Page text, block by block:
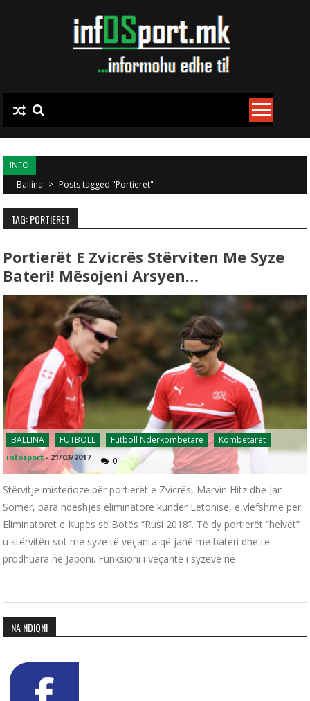
INFO
Ballina > Posts tagged "Portieret"
TAG: PORTIERET
Portierët E Zvicrës Stërviten Me Syze
Bateri! Mësojeni Arsyen…
BALLINA FUTBOLL Futboll Ndërkombëtarë Kombëtaret
infosport - 21/03/2017 0
Stërvitje misterioze për portierët e Zvicrës, Marvin Hitz dhe Jan
Somer, para ndeshjes eliminatore kundër Letonisë, e vlefshme për
Eliminatoret e Kupës së Botës “Rusi 2018”. Të dy portierët “helvet”
u stërvitën sot me syze të veçanta që janë me bateri dhe të
prodhuara në Japoni. Funksioni i veçantë i syzeve në
NA NDIQNI